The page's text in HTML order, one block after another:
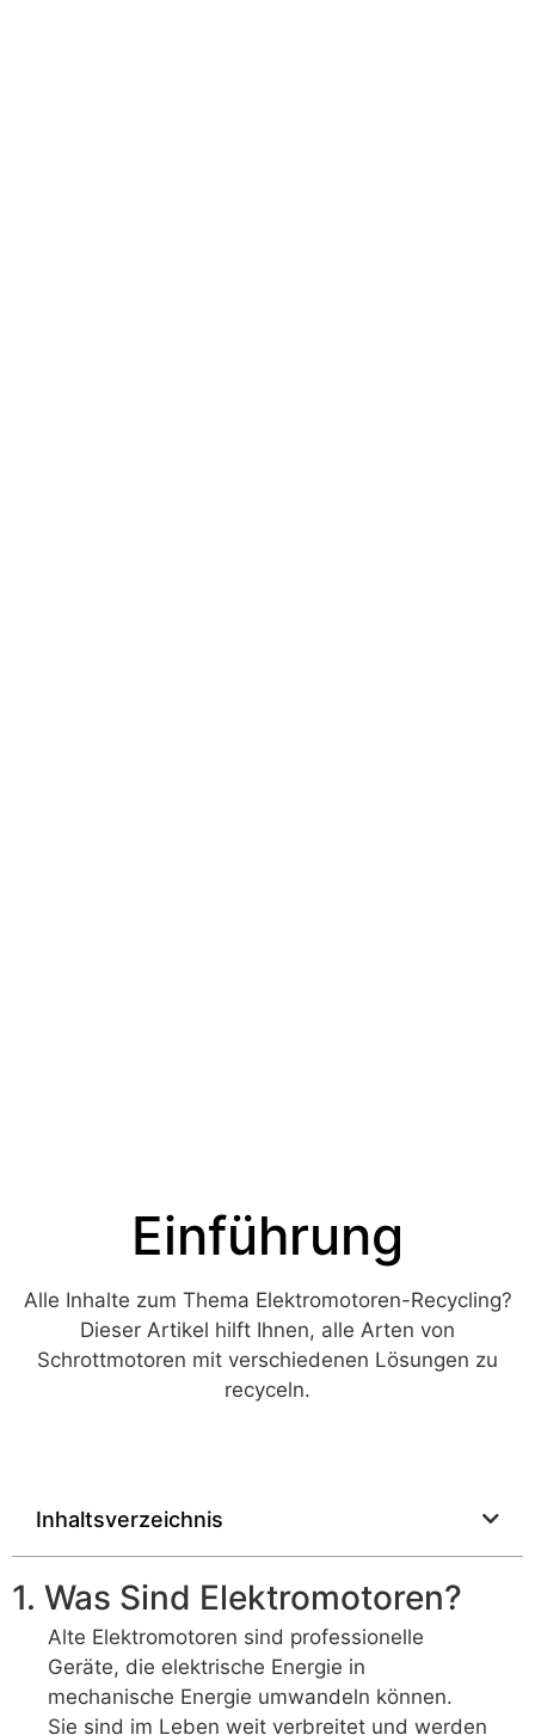
Einführung
Alle Inhalte zum Thema Elektromotoren-Recycling?
Dieser Artikel hilft Ihnen, alle Arten von
Schrottmotoren mit verschiedenen Lösungen zu
recyceln.
Inhaltsverzeichnis
1. Was Sind Elektromotoren?
Alte Elektromotoren sind professionelle
Geräte, die elektrische Energie in
mechanische Energie umwandeln können.
Sie sind im Leben weit verbreitet und werden